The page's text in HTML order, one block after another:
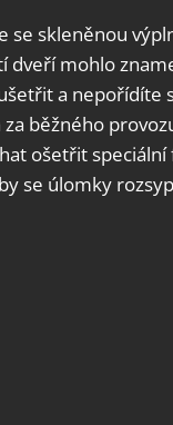
se skleněnou
dveří mohlo
a nepořídíte
běžného
ošetřit
se úlomky